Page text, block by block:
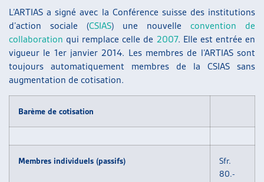
DOSSIERS DU MOIS
VEILLE
RESSOURCES
THÉMATIQUES
GUIDE SOCIAL ROMAND
ARTIAS
L’ARTIAS a signé avec la Conférence suisse des institutions
d’action sociale (CSIAS) une nouvelle convention de
collaboration qui remplace celle de 2007. Elle est entrée en
vigueur le 1er janvier 2014. Les membres de l’ARTIAS sont
toujours automatiquement membres de la CSIAS sans
augmentation de cotisation.
Barème de cotisation
Membres individuels (passifs)
Sfr.
80.-